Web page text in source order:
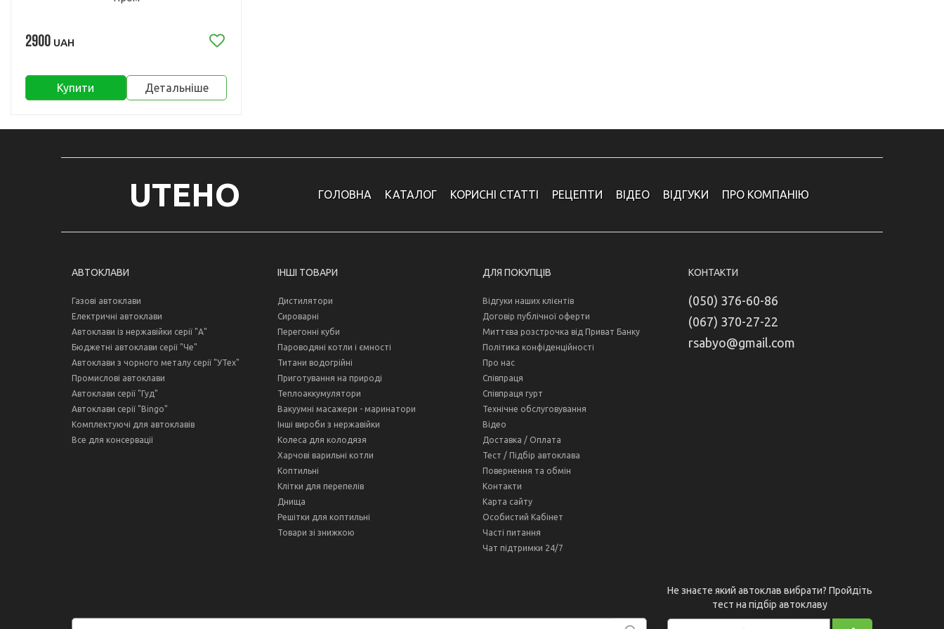
2900 UAH
Купити Детальніше
UTEHO ГОЛОВНА КАТАЛОГ КОРИСНІ СТАТТІ РЕЦЕПТИ ВІДЕО ВІДГУКИ ПРО КОМПАНІЮ
АВТОКЛАВИ
Газові автоклави
Електричні автоклави
Автоклави із нержавійки серії "А"
Бюджетні автоклави серії "Че"
Автоклави з чорного металу серії "УТех"
Промислові автоклави
Автоклави серії "Гуд"
Автоклави серії "Bingo"
Комплектуючі для автоклавів
Все для консервації
ІНШІ ТОВАРИ
Дистилятори
Сироварні
Перегонні куби
Пароводяні котли і ємності
Титани водогрійні
Приготування на природі
Теплоаккумулятори
Вакуумні масажери - маринатори
Інші вироби з нержавійки
Колеса для колодязя
Харчові варильні котли
Коптильні
Клітки для перепелів
Днища
Решітки для коптильні
Товари зі знижкою
ДЛЯ ПОКУПЦІВ
Відгуки наших клієнтів
Договір публічної оферти
Миттєва розстрочка від Приват Банку
Політика конфіденційності
Про нас
Співпраця
Співпраця гурт
Технічне обслуговування
Відео
Доставка / Оплата
Тест / Підбір автоклава
Повернення та обмін
Контакти
Карта сайту
Особистий Кабінет
Часті питання
Чат підтримки 24/7
КОНТАКТИ
(050) 376-60-86
(067) 370-27-22
rsabyo@gmail.com
Не знаєте який автоклав вибрати? Пройдіть
тест на підбір автоклаву